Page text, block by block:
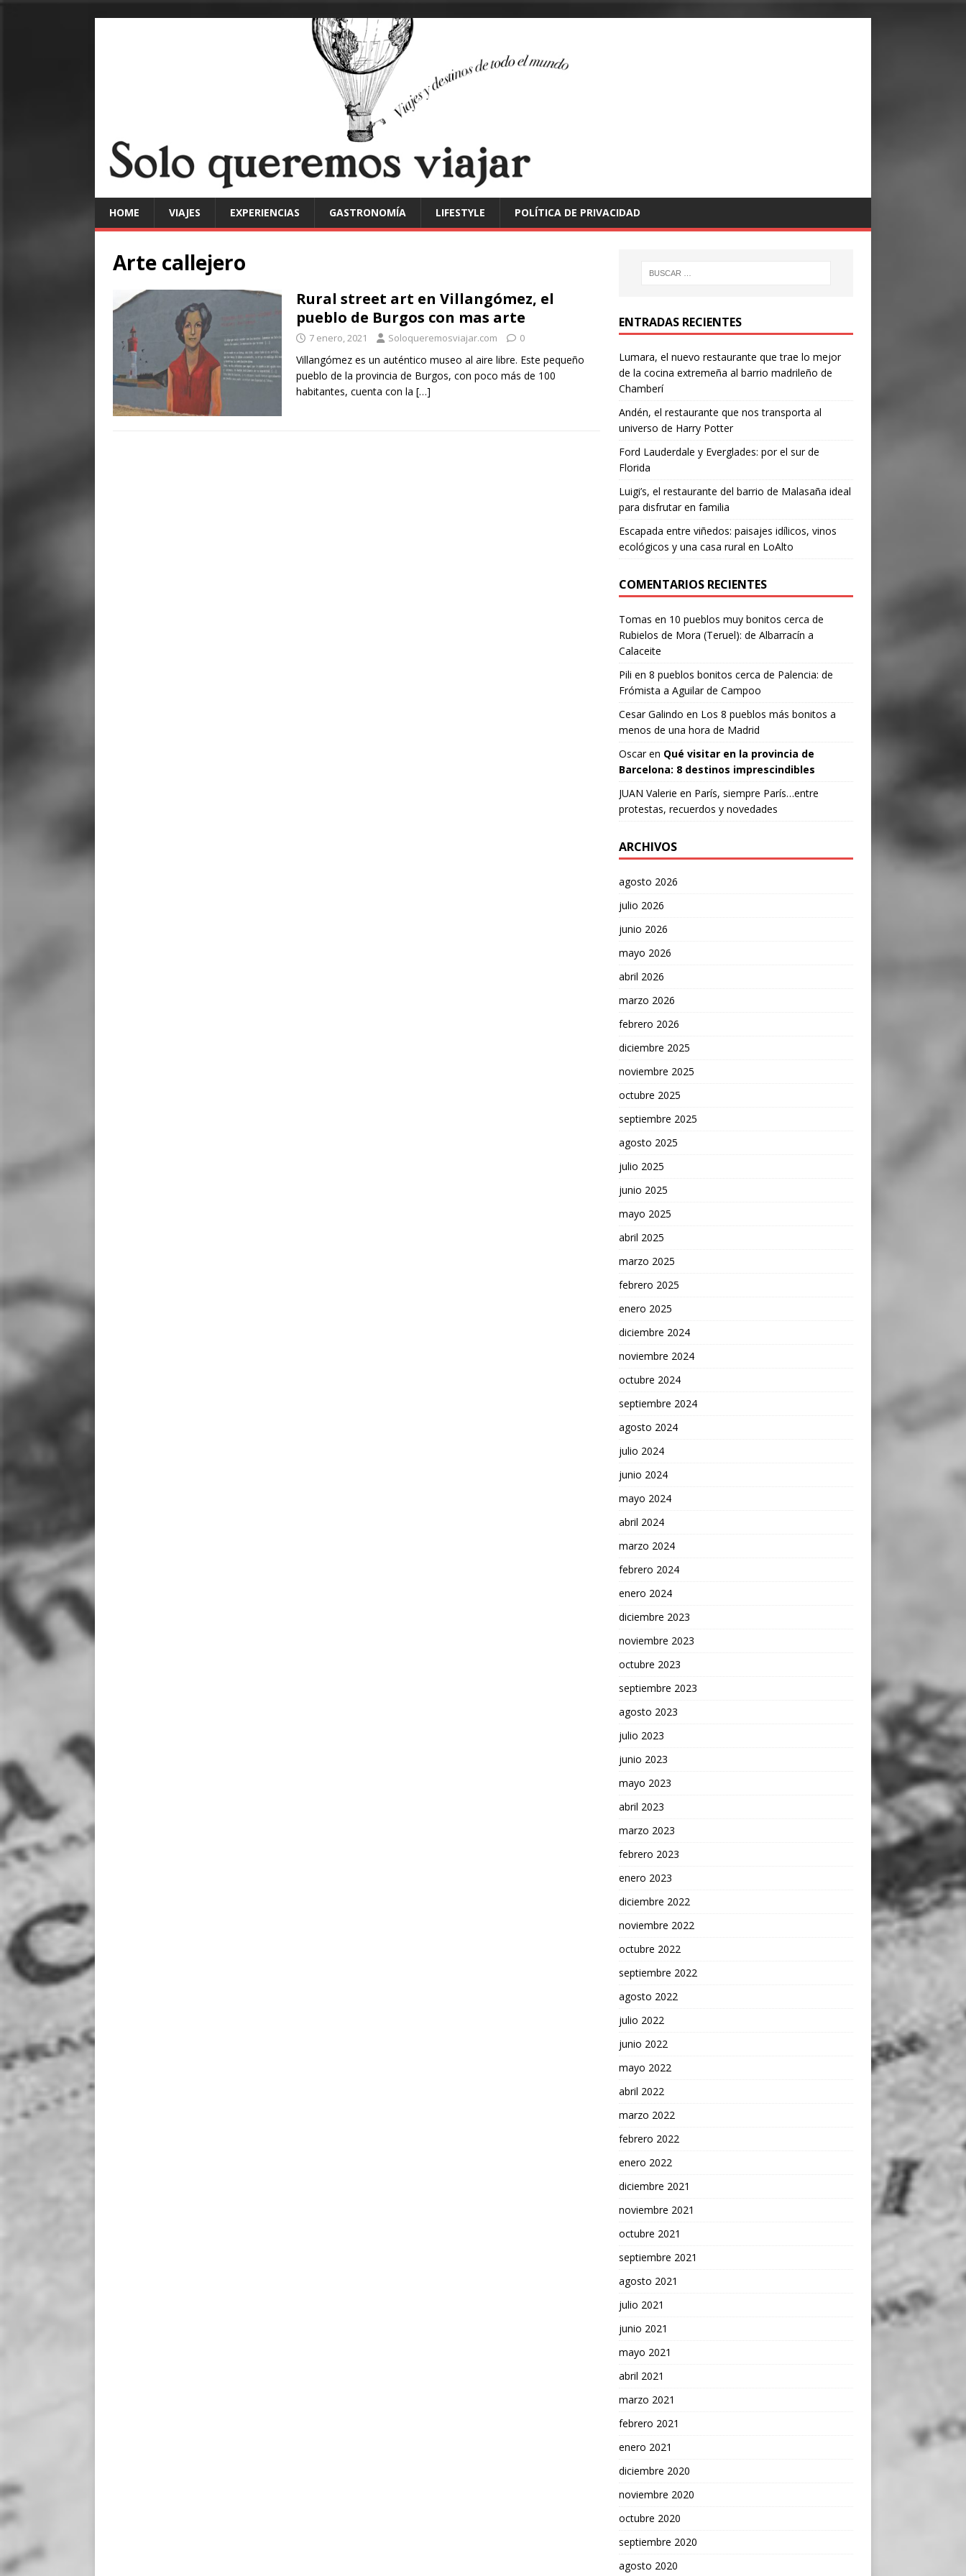
HOME VIAJES EXPERIENCIAS GASTRONOMÍA LIFESTYLE POLÍTICA DE PRIVACIDAD
Arte callejero
Rural street art en Villangómez, el
pueblo de Burgos con mas arte
7 enero, 2021 Soloqueremosviajar.com 0
Villangómez es un auténtico museo al aire libre. Este pequeño
pueblo de la provincia de Burgos, con poco más de 100
habitantes, cuenta con la […]
ENTRADAS RECIENTES
Lumara, el nuevo restaurante que trae lo mejor
de la cocina extremeña al barrio madrileño de
Chamberí
Andén, el restaurante que nos transporta al
universo de Harry Potter
Ford Lauderdale y Everglades: por el sur de
Florida
Luigi’s, el restaurante del barrio de Malasaña ideal
para disfrutar en familia
Escapada entre viñedos: paisajes idílicos, vinos
ecológicos y una casa rural en LoAlto
COMENTARIOS RECIENTES
Tomas en 10 pueblos muy bonitos cerca de
Rubielos de Mora (Teruel): de Albarracín a
Calaceite
Pili en 8 pueblos bonitos cerca de Palencia: de
Frómista a Aguilar de Campoo
Cesar Galindo en Los 8 pueblos más bonitos a
menos de una hora de Madrid
Oscaren Qué visitar en la provincia de
Barcelona: 8 destinos imprescindibles
JUAN Valerie en París, siempre París…entre
protestas, recuerdos y novedades
ARCHIVOS
agosto 2026
julio 2026
junio 2026
mayo 2026
abril 2026
marzo 2026
febrero 2026
diciembre 2025
noviembre 2025
octubre 2025
septiembre 2025
agosto 2025
julio 2025
junio 2025
mayo 2025
abril 2025
marzo 2025
febrero 2025
enero 2025
diciembre 2024
noviembre 2024
octubre 2024
septiembre 2024
agosto 2024
julio 2024
junio 2024
mayo 2024
abril 2024
marzo 2024
febrero 2024
enero 2024
diciembre 2023
noviembre 2023
octubre 2023
septiembre 2023
agosto 2023
julio 2023
junio 2023
mayo 2023
abril 2023
marzo 2023
febrero 2023
enero 2023
diciembre 2022
noviembre 2022
octubre 2022
septiembre 2022
agosto 2022
julio 2022
junio 2022
mayo 2022
abril 2022
marzo 2022
febrero 2022
enero 2022
diciembre 2021
noviembre 2021
octubre 2021
septiembre 2021
agosto 2021
julio 2021
junio 2021
mayo 2021
abril 2021
marzo 2021
febrero 2021
enero 2021
diciembre 2020
noviembre 2020
octubre 2020
septiembre 2020
agosto 2020